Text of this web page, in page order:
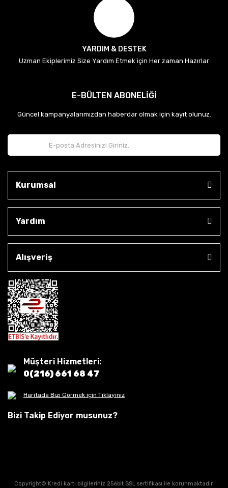
YARDIM & DESTEK
Uzman Ekiplerimiz Size Yardım Etmek için Her zaman Hazırlar
E-BÜLTEN ABONELİĞİ
Güncel kampanyalarımızdan haberdar olmak için kayıt olunuz.
Kurumsal
Yardım
Alışveriş
Müşteri Hizmetleri:
0(216) 661 68 47
Haritada Bizi Görmek için Tıklayınız
Bizi Takip Ediyor musunuz?
Copyright© Kredi kartı bilgileriniz 256bit SSL sertifikası ile korunmaktadır.